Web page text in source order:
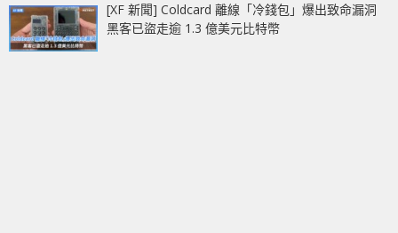
[XF 新聞] Coldcard 離線「冷錢包」爆出致命漏洞
黑客已盜走逾 1.3 億美元比特幣